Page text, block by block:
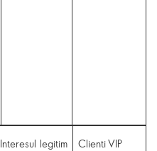
Interesul legitim
Clienti VIP